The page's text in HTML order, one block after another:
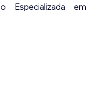
Especializada em